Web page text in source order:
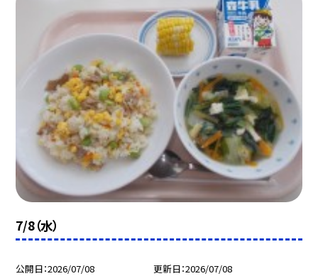
7/8（水）
公開日 2026/07/08 更新日 2026/07/08